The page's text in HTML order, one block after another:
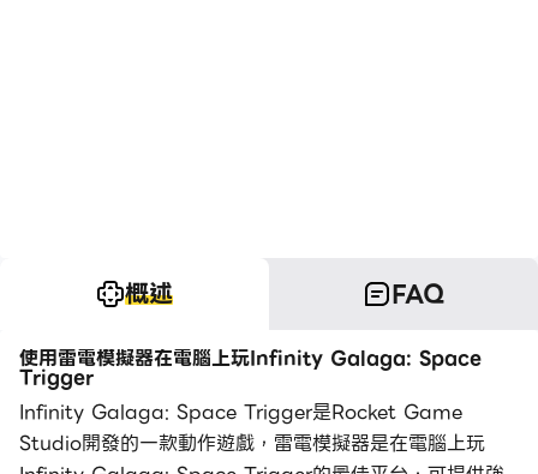
概述 FAQ
使用雷電模擬器在電腦上玩Infinity Galaga: Space
Trigger
Infinity Galaga: Space Trigger是Rocket Game
Studio開發的一款動作遊戲，雷電模擬器是在電腦上玩